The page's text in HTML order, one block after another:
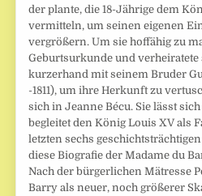
der plante, die 18-Jährige dem
vermitteln, um seinen eigenen
vergrößern. Um sie hoffähig zu
Geburtsurkunde und verheiratete
kurzerhand mit seinem Bruder
-1811), um ihre Herkunft zu
sich in Jeanne Bécu. Sie lässt
begleitet den König Louis XV als
letzten sechs
diese Biografie der Madame du
Nach der bürgerlichen Mätresse
Barry als neuer, noch größerer